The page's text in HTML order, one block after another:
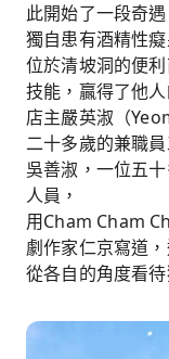
此開始了一段奇遇
獨自患有酒精性
位於清坡洞的便
技能，贏得了他人
店主嚴英淑（
二十多歲的兼職
吳善淑，一位五
人員，
用Cham Cham
劇作家仁京寫道
從各自的角度看